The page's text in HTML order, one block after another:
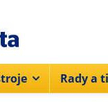
Rady a